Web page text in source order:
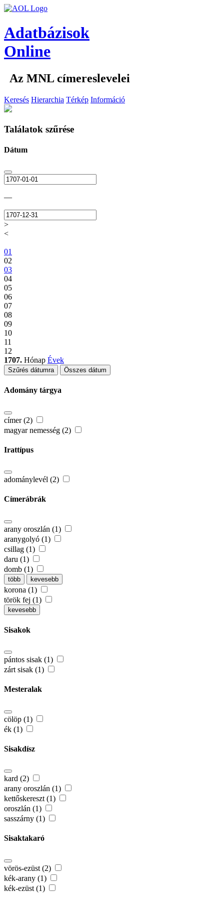
Adatbázisok
Online
Az MNL címereslevelei
Keresés Hierarchia Térkép Információ
Találatok szűrése
Dátum
—
>
<
01
02
03
04
05
06
07
08
09
10
11
12
1707. Hónap Évek
Szűrés dátumra Összes dátum
Adomány tárgya
címer (2)
magyar nemesség (2)
Irattípus
adománylevél (2)
Címerábrák
arany oroszlán (1)
aranygolyó (1)
csillag (1)
daru (1)
domb (1)
több kevesebb
korona (1)
török fej (1)
kevesebb
Sisakok
pántos sisak (1)
zárt sisak (1)
Mesteralak
cölöp (1)
ék (1)
Sisakdísz
kard (2)
arany oroszlán (1)
kettőskereszt (1)
oroszlán (1)
sasszárny (1)
Sisaktakaró
vörös-ezüst (2)
kék-arany (1)
kék-ezüst (1)